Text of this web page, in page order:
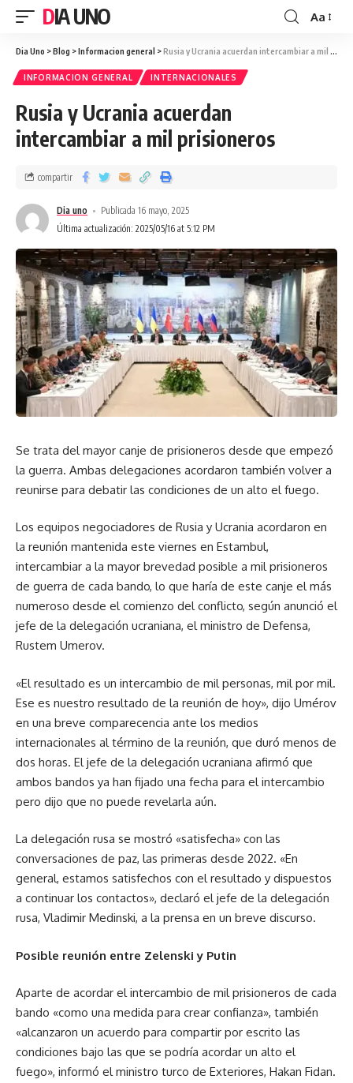
DIA UNO Aa
Dia Uno >Blog >Informacion general >Rusia y Ucrania acuerdan intercambiar a mil prisioneros
INFORMACION GENERAL INTERNACIONALES
Rusia y Ucrania acuerdan
intercambiar a mil prisioneros
Última actualización: 2025/05/16 at 5:12 PM
Dia uno Publicada 16 mayo, 2025
compartir
Se trata del mayor canje de prisioneros desde que empezó
la guerra. Ambas delegaciones acordaron también volver a
reunirse para debatir las condiciones de un alto el fuego.
Los equipos negociadores de Rusia y Ucrania acordaron en
la reunión mantenida este viernes en Estambul,
intercambiar a la mayor brevedad posible a mil prisioneros
de guerra de cada bando, lo que haría de este canje el más
numeroso desde el comienzo del conflicto, según anunció el
jefe de la delegación ucraniana, el ministro de Defensa,
Rustem Umerov.
«El resultado es un intercambio de mil personas, mil por mil.
Ese es nuestro resultado de la reunión de hoy», dijo Umérov
en una breve comparecencia ante los medios
internacionales al término de la reunión, que duró menos de
dos horas. El jefe de la delegación ucraniana afirmó que
ambos bandos ya han fijado una fecha para el intercambio
pero dijo que no puede revelarla aún.
La delegación rusa se mostró «satisfecha» con las
conversaciones de paz, las primeras desde 2022. «En
general, estamos satisfechos con el resultado y dispuestos
a continuar los contactos», declaró el jefe de la delegación
rusa, Vladimir Medinski, a la prensa en un breve discurso.
Posible reunión entre Zelenski y Putin
Aparte de acordar el intercambio de mil prisioneros de cada
bando «como una medida para crear confianza», también
«alcanzaron un acuerdo para compartir por escrito las
condiciones bajo las que se podría acordar un alto el
fuego», informó el ministro turco de Exteriores, Hakan Fidan.